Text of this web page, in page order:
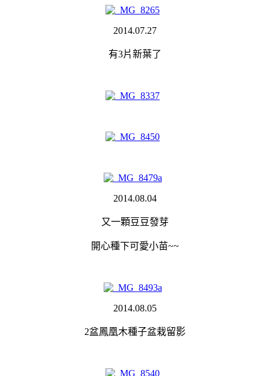
2014.07.27
有3片新葉了
2014.08.04
又一顆豆豆發芽
開心種下可愛小苗~~
2014.08.05
2盆鳳凰木種子盆栽留影